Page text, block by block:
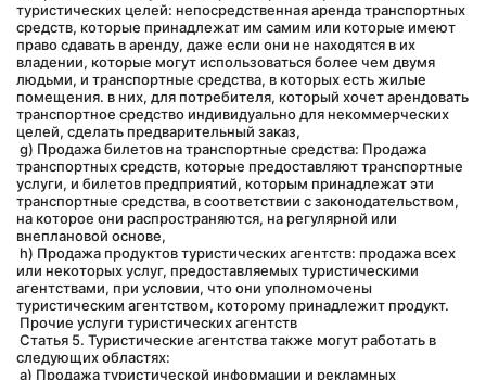
туристических целей: непосредственная аренда транспортных
средств, которые принадлежат им самим или которые имеют
право сдавать в аренду, даже если они не находятся в их
владении, которые могут использоваться более чем двумя
людьми, и транспортные средства, в которых есть жилые
помещения. в них, для потребителя, который хочет арендовать
транспортное средство индивидуально для некоммерческих
целей, сделать предварительный заказ,
транспортных средств, которые предоставляют транспортные
услуги, и билетов предприятий, которым принадлежат эти
транспортные средства, в соответствии с законодательством,
на которое они распространяются, на регулярной или
внеплановой основе,
или некоторых услуг, предоставляемых туристическими
агентствами, при условии, что они уполномочены
туристическим агентством, которому принадлежит продукт.
Прочие услуги туристических агентств
следующих областях: